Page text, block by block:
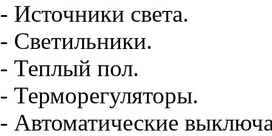
- Источники света.
- Светильники.
- Теплый пол.
- Терморегуляторы.
- Автоматические